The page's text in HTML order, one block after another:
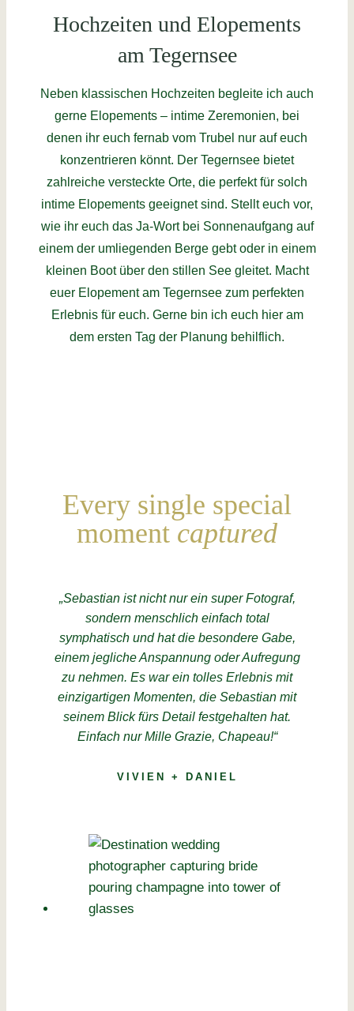
Hochzeiten und Elopements
am Tegernsee
Neben klassischen Hochzeiten begleite ich auch
gerne Elopements – intime Zeremonien, bei
denen ihr euch fernab vom Trubel nur auf euch
konzentrieren könnt. Der Tegernsee bietet
zahlreiche versteckte Orte, die perfekt für solch
intime Elopements geeignet sind. Stellt euch vor,
wie ihr euch das Ja-Wort bei Sonnenaufgang auf
einem der umliegenden Berge gebt oder in einem
kleinen Boot über den stillen See gleitet. Macht
euer Elopement am Tegernsee zum perfekten
Erlebnis für euch. Gerne bin ich euch hier am
dem ersten Tag der Planung behilflich.
Every single special
moment captured
„Sebastian ist nicht nur ein super Fotograf,
sondern menschlich einfach total
symphatisch und hat die besondere Gabe,
einem jegliche Anspannung oder Aufregung
zu nehmen. Es war ein tolles Erlebnis mit
einzigartigen Momenten, die Sebastian mit
seinem Blick fürs Detail festgehalten hat.
Einfach nur Mille Grazie, Chapeau!“
VIVIEN + DANIEL